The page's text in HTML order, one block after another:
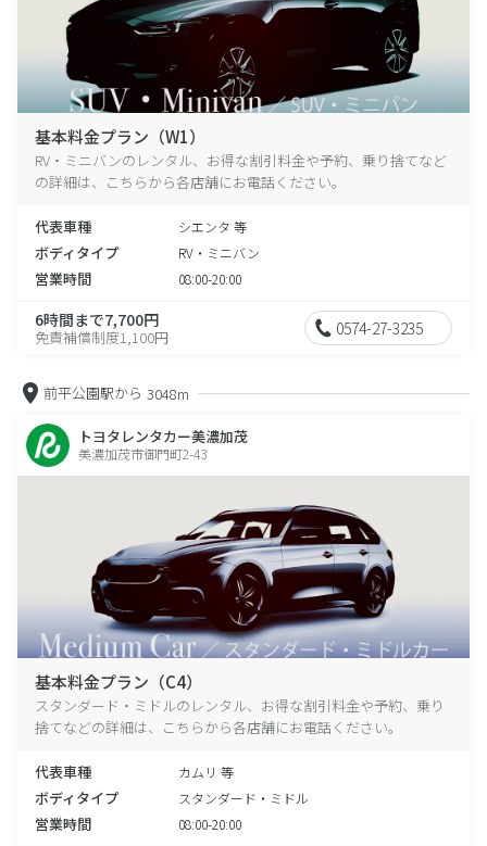
基本料金プラン（W1）
RV・ミニバンのレンタル、お得な割引料金や予約、乗り捨てなど
の詳細は、こちらから各店舗にお電話ください。
代表車種 シエンタ 等
ボディタイプ RV・ミニバン
営業時間 08:00-20:00
6時間まで7,700円
免責補償制度1,100円 0574-27-3235
前平公園駅から 3048m
トヨタレンタカー美濃加茂
美濃加茂市御門町2-43
基本料金プラン（C4）
スタンダード・ミドルのレンタル、お得な割引料金や予約、乗り
捨てなどの詳細は、こちらから各店舗にお電話ください。
代表車種 カムリ 等
ボディタイプ スタンダード・ミドル
営業時間 08:00-20:00